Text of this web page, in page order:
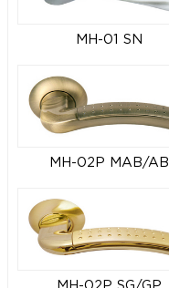
MH-01 SN
MH-02P MAB/AB